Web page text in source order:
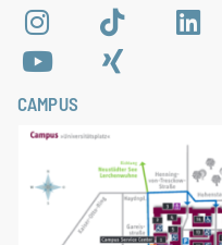
CAMPUS